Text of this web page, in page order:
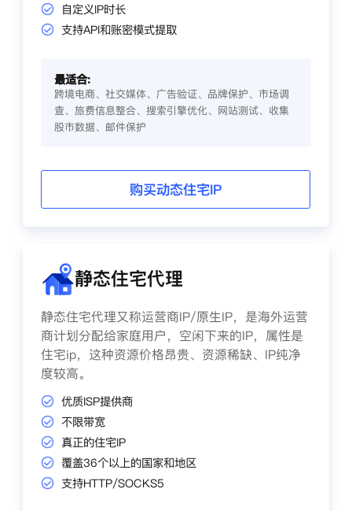
自定义IP时长
支持API和账密模式提取
最适合:
跨境电商、社交媒体、广告验证、品牌保护、市场调
查、旅费信息整合、搜索引擎优化、网站测试、收集
股市数据、邮件保护
购买动态住宅IP
静态住宅代理
静态住宅代理又称运营商IP/原生IP，是海外运营
商计划分配给家庭用户，空闲下来的IP，属性是
住宅ip，这种资源价格昂贵、资源稀缺、IP纯净
度较高。
优质ISP提供商
不限带宽
真正的住宅IP
覆盖36个以上的国家和地区
支持HTTP/SOCKS5